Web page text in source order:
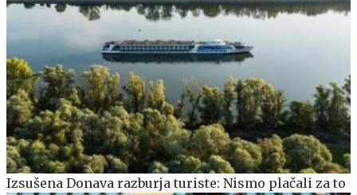
Izsušena Donava razburja turiste: Nismo plačali za to